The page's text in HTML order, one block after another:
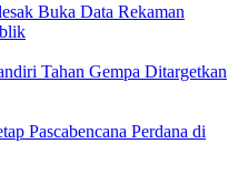
Buka Data Rekaman
Tahan Gempa Ditargetkan
Pascabencana Perdana di